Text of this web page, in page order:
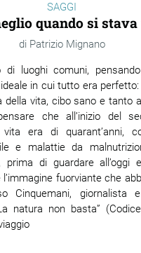
SAGGI
quando si stava
Patrizio Mignano
di luoghi comuni,
in cui tutto era
della vita, cibo sano e tanto
che all’inizio del
vita era di quarant’anni,
e malattie da
prima di guardare all’oggi
fuorviante che
Cinquemani, giornalista
natura non basta”